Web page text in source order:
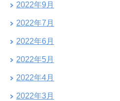
2022年9月
2022年7月
2022年6月
2022年5月
2022年4月
2022年3月